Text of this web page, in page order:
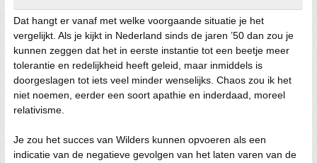
Dat hangt er vanaf met welke voorgaande situatie je het
vergelijkt. Als je kijkt in Nederland sinds de jaren ’50 dan zou je
kunnen zeggen dat het in eerste instantie tot een beetje meer
tolerantie en redelijkheid heeft geleid, maar inmiddels is
doorgeslagen tot iets veel minder wenselijks. Chaos zou ik het
niet noemen, eerder een soort apathie en inderdaad, moreel
relativisme.
Je zou het succes van Wilders kunnen opvoeren als een
indicatie van de negatieve gevolgen van het laten varen van de